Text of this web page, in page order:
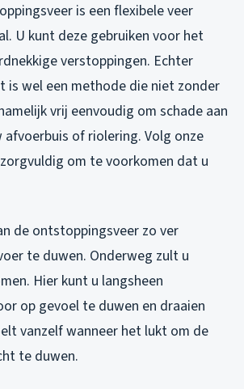
is een flexibele veer
U kunt deze gebruiken voor het
verstoppingen. Echter
is wel een methode die niet zonder
vrij eenvoudig om schade aan
afvoerbuis of riolering. Volg onze
om te voorkomen dat u
de ontstoppingsveer zo ver
te duwen. Onderweg zult u
Hier kunt u langsheen
op gevoel te duwen en draaien
vanzelf wanneer het lukt om de
te duwen.